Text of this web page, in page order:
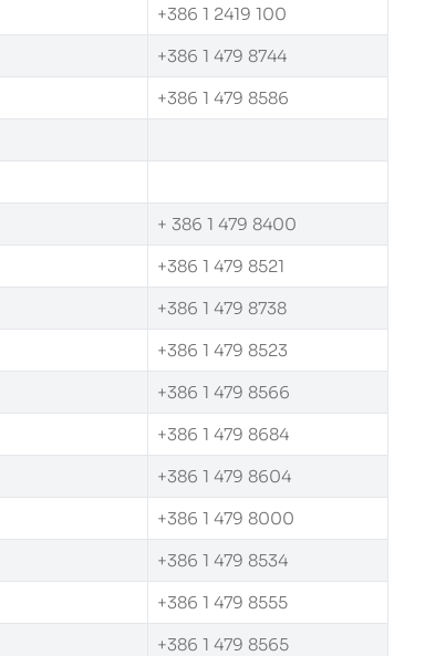
+386 1 2419 100
+386 1 479 8744
+386 1 479 8586
+ 386 1 479 8400
+386 1 479 8521
+386 1 479 8738
+386 1 479 8523
+386 1 479 8566
+386 1 479 8684
+386 1 479 8604
+386 1 479 8000
+386 1 479 8534
+386 1 479 8555
+386 1 479 8565